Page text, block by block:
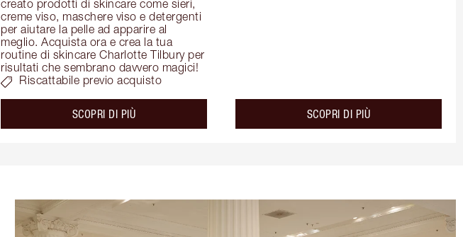
creato prodotti di skincare come sieri,
creme viso, maschere viso e detergenti
per aiutare la pelle ad apparire al
meglio. Acquista ora e crea la tua
routine di skincare Charlotte Tilbury per
risultati che sembrano davvero magici!
Riscattabile previo acquisto
SCOPRI DI PIÙabout the SCOPRI DI PIÙabout the